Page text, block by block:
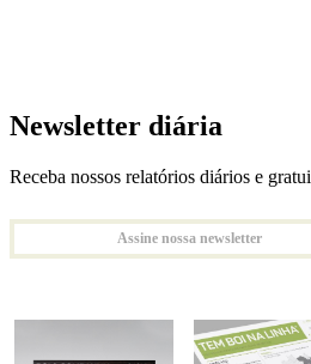
Newsletter diária
Receba nossos relatórios diários e
Assine nossa newsletter